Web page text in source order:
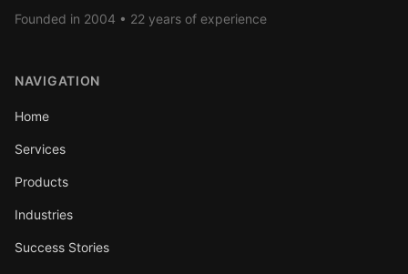
Founded in 2004 • 22 years of experience
NAVIGATION
Home
Services
Products
Industries
Success Stories